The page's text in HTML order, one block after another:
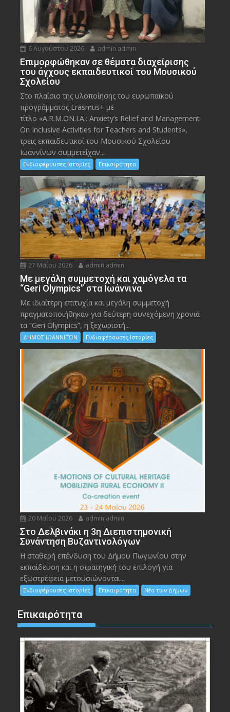
6 Αυγούστου 2026 admin admin
Eπιμορφώθηκαν σε θέματα διαχείρισης
του άγχους εκπαιδευτικοί του Μουσικού
Σχολείου
Στο πλαίσιο της υλοποίησης του ευρωπαϊκού
προγράμματος Erasmus+ με
τίτλο «A.R.M.ON.I.A.: Anxiety’s Relief and Management
On Inclusive Activities for Teachers and Students»,
τρεις εκπαιδευτικοί του Μουσικού Σχολείου
Ιωαννίνων συμμετείχαν...
Ενδιαφέρουσες Ιστορίες Επικαιρότητα
27 Μαΐου 2026 admin admin
Με μεγάλη συμμετοχή και χαμόγελα τα
“Geri Olympics” στα Ιωάννινα
Με ιδιαίτερη επιτυχία και μεγάλη συμμετοχή
πραγματοποιήθηκαν για δεύτερη συνεχόμενη χρονιά
τα “Geri Olympics”, η ξεχωριστή...
ΔΗΜΟΣ ΙΩΑΝΝΙΤΩΝ Ενδιαφέρουσες Ιστορίες
20 Μαΐου 2026 admin admin
Στο Δελβινάκι η 3η Διεπιστημονική
Συνάντηση Βυζαντινολόγων
Η σταθερή επένδυση του Δήμου Πωγωνίου στην
εκπαίδευση και η στρατηγική του επιλογή για
εξωστρέφεια μετουσιώνονται...
Ενδιαφέρουσες Ιστορίες Επικαιρότητα Νέα των Δήμων
Επικαιρότητα